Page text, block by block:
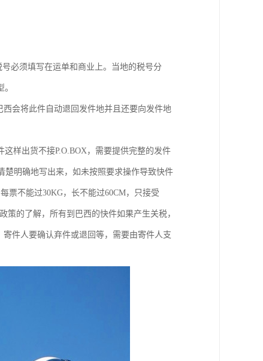
必须填写在运单和商业上。当地的税号分
会将此件自动退回发件地并且还要向发件地
样出货不接P.O.BOX，需要提供完整的发件
明确地写出来，如未按照要求操作导致快件
票不能过30KG，长不能过60CM，只接受
策的了解，所有到巴西的快件如果产生关税，
件人要确认弃件或退回等，需要由寄件人支